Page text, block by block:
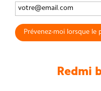
Prévenez-moi lorsque
Redmi